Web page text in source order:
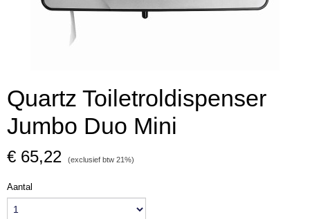
Quartz Toiletroldispenser
Jumbo Duo Mini
€ 65,22 (exclusief btw 21%)
Aantal